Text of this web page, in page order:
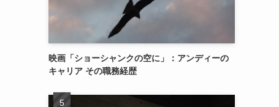
映画「ショーシャンクの空に」：アンディーの
キャリア その職務経歴